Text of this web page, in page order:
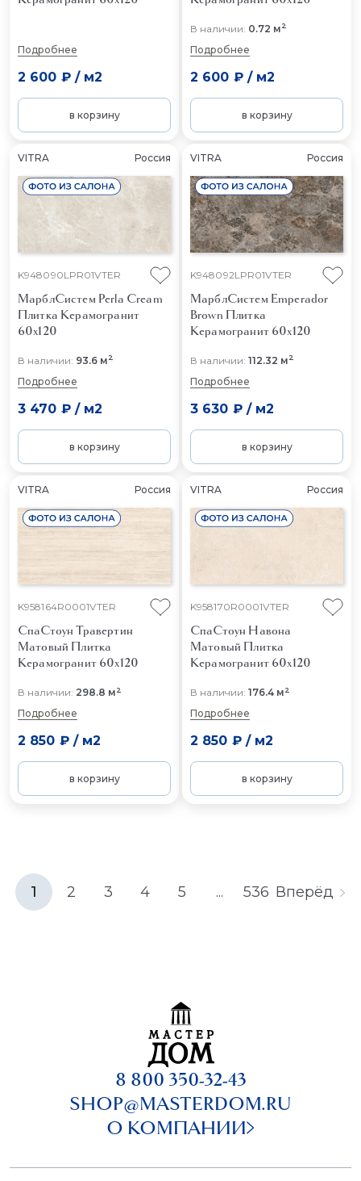
Подробнее
2 600 ₽/ м2
в корзину
В наличии: 0.72 м2
Подробнее
2 600 ₽/ м2
в корзину
VITRA Россия
K948090LPR01VTER
МарблСистем Perla Cream
Плитка Керамогранит
60x120
В наличии: 93.6 м2
Подробнее
3 470 ₽/ м2
в корзину
VITRA Россия
K948092LPR01VTER
МарблСистем Emperador
Brown Плитка
Керамогранит 60x120
В наличии: 112.32 м2
Подробнее
3 630 ₽/ м2
в корзину
VITRA Россия
K958164R0001VTER
СпаСтоун Травертин
Матовый Плитка
Керамогранит 60x120
В наличии: 298.8 м2
Подробнее
2 850 ₽/ м2
в корзину
VITRA Россия
K958170R0001VTER
СпаСтоун Навона
Матовый Плитка
Керамогранит 60x120
В наличии: 176.4 м2
Подробнее
2 850 ₽/ м2
в корзину
1 2 3 4 5 ... 536 Вперёд
8 800 350-32-43
SHOP@MASTERDOM.RU
О КОМПАНИИ